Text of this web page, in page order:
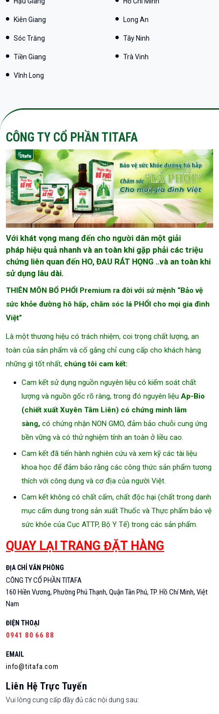
Kiên Giang Long An
Sóc Trăng Tây Ninh
Tiền Giang Trà Vinh
Vĩnh Long
CÔNG TY CỔ PHẦN TITAFA
Với khát vọng mang đến cho người dân một giải
pháp hiệu quả nhanh và an toàn khi gặp phải các triệu
chứng liên quan đến HO, ĐAU RÁT HỌNG ..và an toàn khi
sử dụng lâu dài.
THIÊN MÔN BỔ PHỔI Premium ra đời với sứ mệnh “Bảo vệ
sức khỏe đường hô hấp, chăm sóc lá PHỔI cho mọi gia đình
Việt”
Là một thương hiệu có trách nhiệm, coi trọng chất lượng, an
toàn của sản phẩm và cố gắng chỉ cung cấp cho khách hàng
những gì tốt nhất, chúng tôi cam kết:
Cam kết sử dụng nguồn nguyên liệu có kiểm soát chất
lượng và nguồn gốc rõ ràng, trong đó nguyên liệu Ap-Bio
(chiết xuất Xuyên Tâm Liên) có chứng minh lâm
sàng, có chứng nhận NON GMO, đảm bảo chuỗi cung ứng
bền vững và có thử nghiệm tính an toàn ở liều cao.
Cam kết đã tiến hành nghiên cứu và xem kỹ các tài liệu
khoa học để đảm bảo rằng các công thức sản phẩm tương
thích với công dụng và cơ địa của người Việt.
Cam kết không có chất cấm, chất độc hại (chất trong danh
mục cấm dung trong sản xuất Thuốc và Thực phẩm bảo vệ
sức khỏe của Cục ATTP, Bộ Y Tế) trong các sản phẩm.
QUAY LẠI TRANG ĐẶT HÀNG
ĐỊA CHỈ VĂN PHÒNG
CÔNG TY CỔ PHẦN TITAFA
160 Hiền Vương, Phường Phú Thạnh, Quận Tân Phú, TP. Hồ Chí Minh, Việt
Nam
ĐIỆN THOẠI
0941 80 66 88
EMAIL
info@titafa.com
Liên Hệ Trực Tuyến
Vui lòng cung cấp đầy đủ các nội dung sau: